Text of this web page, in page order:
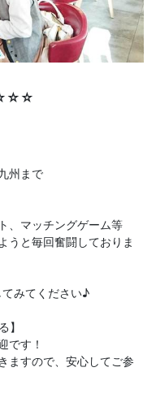
☆☆☆
州まで
、マッチングゲーム等
うと毎回奮闘しておりま
みてください♪
】
です！
ますので、安心してご参